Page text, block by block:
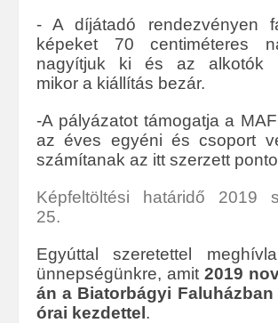
- A díjátadó rendezvényen
képeket 70 centiméteres
nagyítjuk ki és az alkotók
mikor a kiállítás bezár.
-A pályázatot támogatja a
az éves egyéni és csoport
számítanak az itt szerzett
Képfeltöltési határidő 2019
25.
Egyúttal szeretettel
ünnepségünkre, amit 2019
án a Biatorbágyi Faluházban
órai kezdettel .